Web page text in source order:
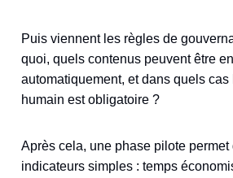
Puis viennent les règles de
quoi, quels contenus peuvent être
automatiquement, et dans quels cas
humain est obligatoire ?
Après cela, une phase pilote permet
indicateurs simples : temps